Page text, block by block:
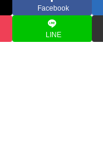
Facebook
LINE